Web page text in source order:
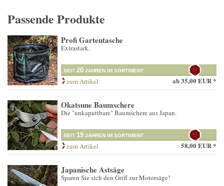
Passende Produkte
Profi Gartentasche
Extrastark.
SEIT 20 JAHREN IM SORTIMENT
zum Artikel ab35,00 EUR *
Okatsune Baumschere
Die "unkaputtbare" Baumschere aus Japan.
SEIT 19 JAHREN IM SORTIMENT
zum Artikel 58,00 EUR *
Japanische Astsäge
Sparen Sie sich den Griff zur Motorsäge!